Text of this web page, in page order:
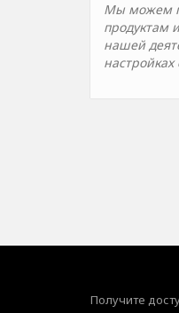
Мы можем
продуктам
нашей
настройках
Получите